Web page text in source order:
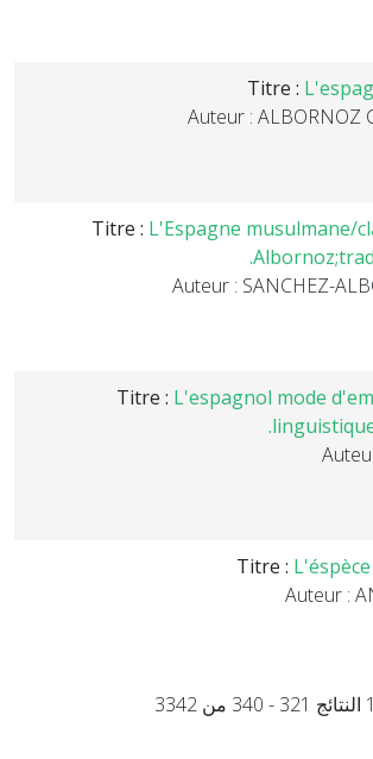
Titre :
Auteur : ALBORNOZ
Titre : L'Espagne musulmane/
Auteur : SANCHEZ-
Titre : L'espagnol mode
Titre :
Auteur :